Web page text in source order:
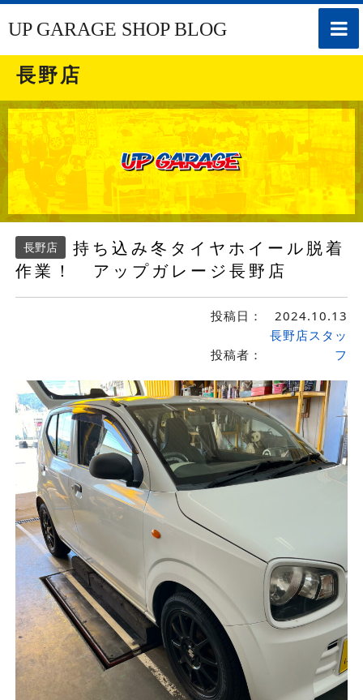
toggle
UP GARAGE SHOP BLOG
長野店
長野店
持ち込み冬タイヤホイール脱着
作業！ アップガレージ長野店
投稿日： 2024.10.13
投稿者：
長野店スタッ
フ